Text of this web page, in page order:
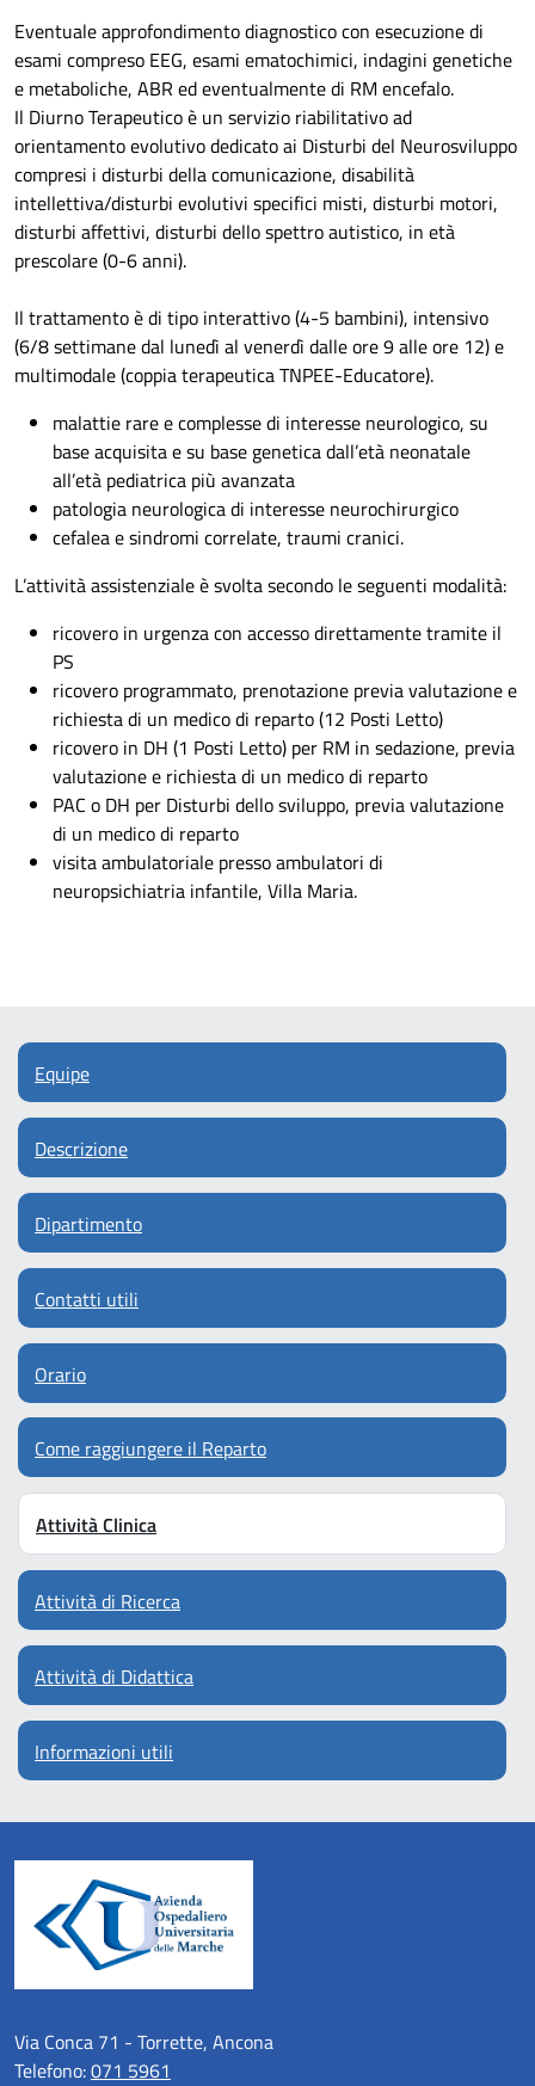
Eventuale approfondimento diagnostico con esecuzione di
esami compreso EEG, esami ematochimici, indagini genetiche
e metaboliche, ABR ed eventualmente di RM encefalo.
Il Diurno Terapeutico è un servizio riabilitativo ad
orientamento evolutivo dedicato ai Disturbi del Neurosviluppo
compresi i disturbi della comunicazione, disabilità
intellettiva/disturbi evolutivi specifici misti, disturbi motori,
disturbi affettivi, disturbi dello spettro autistico, in età
prescolare (0-6 anni).
Il trattamento è di tipo interattivo (4-5 bambini), intensivo
(6/8 settimane dal lunedì al venerdì dalle ore 9 alle ore 12) e
multimodale (coppia terapeutica TNPEE-Educatore).
malattie rare e complesse di interesse neurologico, su
base acquisita e su base genetica dall’età neonatale
all’età pediatrica più avanzata
patologia neurologica di interesse neurochirurgico
cefalea e sindromi correlate, traumi cranici.
L’attività assistenziale è svolta secondo le seguenti modalità:
ricovero in urgenza con accesso direttamente tramite il
PS
ricovero programmato, prenotazione previa valutazione e
richiesta di un medico di reparto (12 Posti Letto)
ricovero in DH (1 Posti Letto) per RM in sedazione, previa
valutazione e richiesta di un medico di reparto
PAC o DH per Disturbi dello sviluppo, previa valutazione
di un medico di reparto
visita ambulatoriale presso ambulatori di
neuropsichiatria infantile, Villa Maria.
Equipe
Descrizione
Dipartimento
Contatti utili
Orario
Come raggiungere il Reparto
Attività Clinica
Attività di Ricerca
Attività di Didattica
Informazioni utili
Via Conca 71 - Torrette, Ancona
Telefono:071 5961